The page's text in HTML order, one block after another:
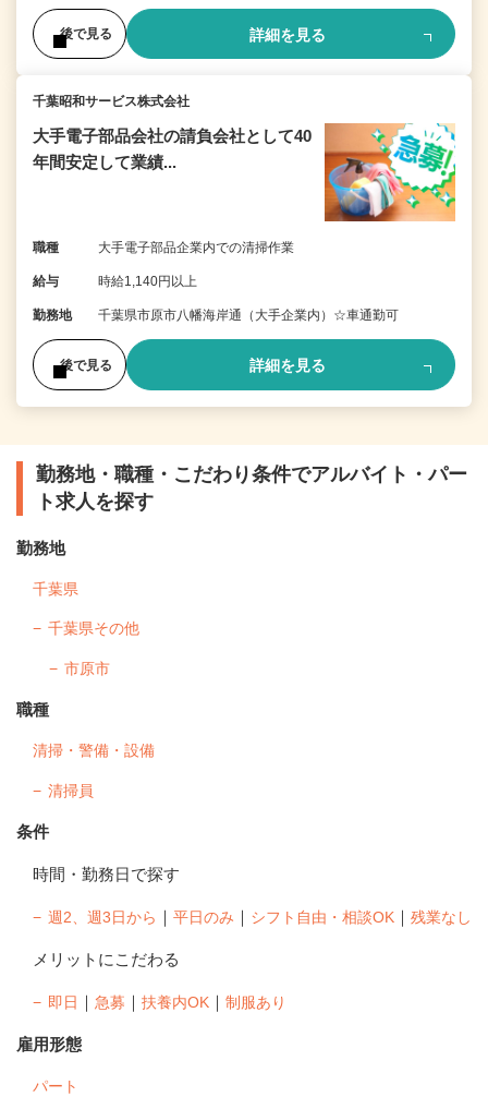
後で見る 詳細を見る
千葉昭和サービス株式会社
大手電子部品会社の請負会社として40
年間安定して業績...
職種 大手電子部品企業内での清掃作業
給与 時給1,140円以上
勤務地 千葉県市原市八幡海岸通（大手企業内）☆車通勤可
後で見る 詳細を見る
勤務地・職種・こだわり条件でアルバイト・パー
ト求人を探す
勤務地
千葉県
千葉県その他
市原市
職種
清掃・警備・設備
清掃員
条件
時間・勤務日で探す
週2、週3日から ｜ 平日のみ ｜ シフト自由・相談OK ｜ 残業なし
メリットにこだわる
即日 ｜ 急募 ｜ 扶養内OK ｜ 制服あり
雇用形態
パート